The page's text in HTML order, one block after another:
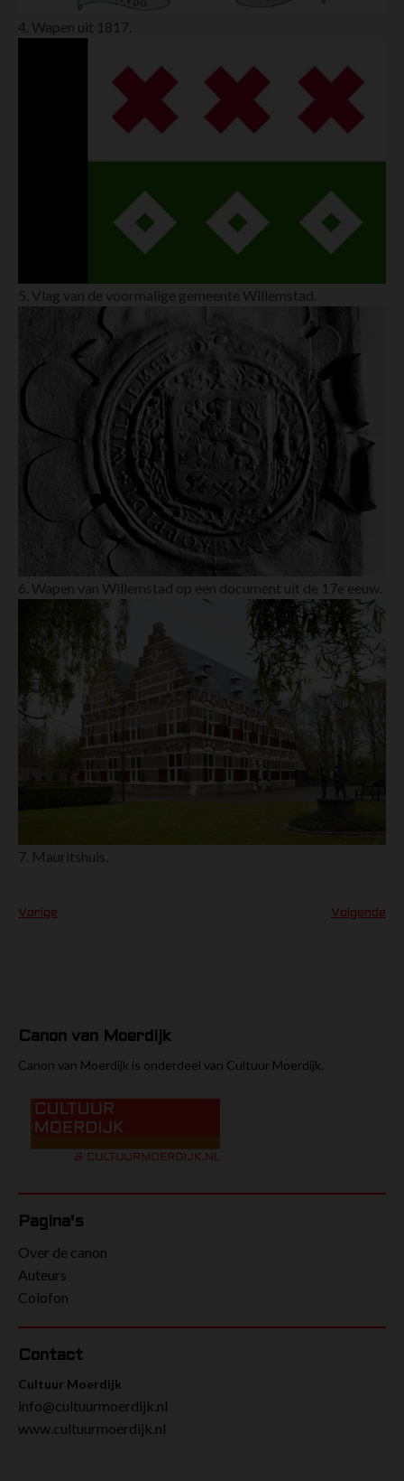
4. Wapen uit 1817.
5. Vlag van de voormalige gemeente Willemstad.
6. Wapen van Willemstad op een document uit de 17e eeuw.
7. Mauritshuis.
Vorige Volgende
Canon van Moerdijk
Canon van Moerdijk is onderdeel van Cultuur Moerdijk.
Pagina's
Over de canon
Auteurs
Colofon
Contact
Cultuur Moerdijk
info@cultuurmoerdijk.nl
www.cultuurmoerdijk.nl